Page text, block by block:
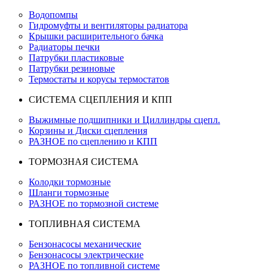
Водопомпы
Гидромуфты и вентиляторы радиатора
Крышки расширительного бачка
Радиаторы печки
Патрубки пластиковые
Патрубки резиновые
Термостаты и корусы термостатов
СИСТЕМА СЦЕПЛЕНИЯ И КПП
Выжимные подшипники и Циллиндры сцепл.
Корзины и Диски сцепления
РАЗНОЕ по сцеплению и КПП
ТОРМОЗНАЯ СИСТЕМА
Колодки тормозные
Шланги тормозные
РАЗНОЕ по тормозной системе
ТОПЛИВНАЯ СИСТЕМА
Бензонасосы механические
Бензонасосы электрические
РАЗНОЕ по топливной системе